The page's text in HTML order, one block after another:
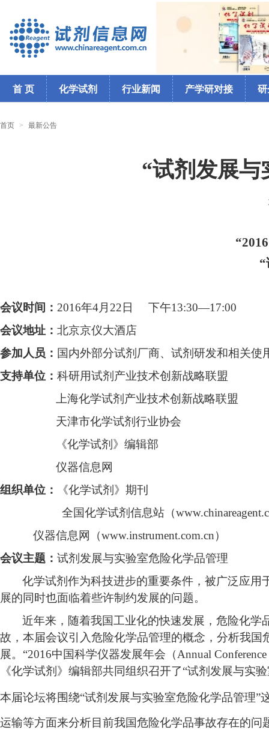
首 页 化学试剂 行业新闻 产学研对接 研
首页 > 最新公告
“试剂发展与
“
会议时间： 2016年4月 22 日 下午13:30—17:00
会议地址： 北京京仪大酒店
参加人员： 国内外部分试剂厂商、试剂研发和相关使
支持单位： 科研用试剂产业技术创新战略联盟
上海化学试剂产业技术创新战略联盟
天津市化学试剂行业协会
《化学试剂》编辑部
仪器信息网
组织单位：
《化学试剂》期刊
全国化学试剂信息站（
仪器信息网（www.instrument.com.cn）
会议主题： 试剂发展与实验室危险化学品管理
化学试剂作为科技进步的重要条件，被广泛应
展的同时也面临着些许制约发展的问题。
近年来，随着我国工业化的快速发展，危险化
故，本届会议引入危险化学品管理的概念，分析我
展。 “2016中国科学仪器发展年会（Annual
《化学试剂》编辑部共同组织召开了“试剂发展与实
本届论坛将围绕“试剂发展与实验室危险化学品管理”
运输等方面来分析目前我国危险化学品事故存在的